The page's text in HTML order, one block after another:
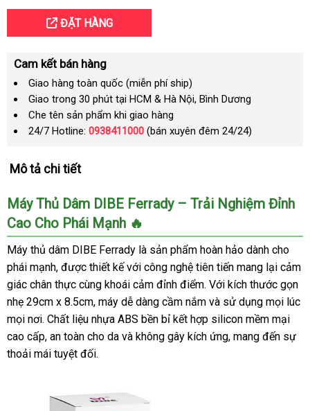
ĐẶT HÀNG
Cam kết bán hàng
Giao hàng toàn quốc (miễn phí ship)
Giao trong 30 phút tại HCM & Hà Nội, Bình Dương
Che tên sản phẩm khi giao hàng
24/7 Hotline: 0938411000 (bán xuyên đêm 24/24)
Mô tả chi tiết
Máy Thủ Dâm DIBE Ferrady – Trải Nghiệm Đỉnh
Cao Cho Phái Mạnh 🔥
Máy thủ dâm DIBE Ferrady là sản phẩm hoàn hảo dành cho
phái mạnh, được thiết kế với công nghệ tiên tiến mang lại cảm
giác chân thực cùng khoái cảm đỉnh điểm. Với kích thước gọn
nhẹ 29cm x 8.5cm, máy dễ dàng cầm nắm và sử dụng mọi lúc
mọi nơi. Chất liệu nhựa ABS bền bỉ kết hợp silicon mềm mại
cao cấp, an toàn cho da và không gây kích ứng, mang đến sự
thoải mái tuyệt đối.